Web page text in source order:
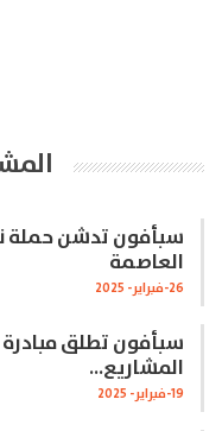
سبأفون تدشن حملة
العاصمة
26-فبراير- 2025
سبأفون تطلق مبادرة
المشاريع…
19-فبراير- 2025